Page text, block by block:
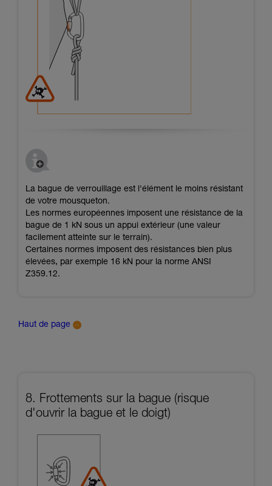
La bague de verrouillage est l'élément le moins résistant
de votre mousqueton.
Les normes européennes imposent une résistance de la
bague de 1 kN sous un appui extérieur (une valeur
facilement atteinte sur le terrain).
Certaines normes imposent des résistances bien plus
élevées, par exemple 16 kN pour la norme ANSI
Z359.12.
Haut de page
8. Frottements sur la bague (risque
d'ouvrir la bague et le doigt)